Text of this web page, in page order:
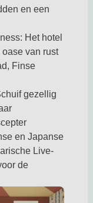
en een
Het hotel
van rust
Finse
gezellig
en Japanse
Live-
de